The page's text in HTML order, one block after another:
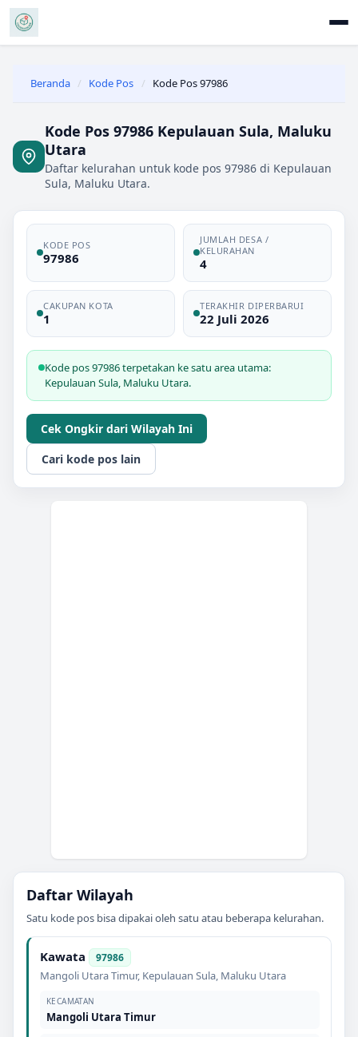
Beranda / Kode Pos / Kode Pos 97986
Kode Pos 97986 Kepulauan Sula, Maluku
Utara
Daftar kelurahan untuk kode pos 97986 di Kepulauan
Sula, Maluku Utara.
KODE POS
97986
JUMLAH DESA /
KELURAHAN
4
CAKUPAN KOTA
1
TERAKHIR DIPERBARUI
22 Juli 2026
Kode pos 97986 terpetakan ke satu area utama:
Kepulauan Sula, Maluku Utara.
Cek Ongkir dari Wilayah Ini
Cari kode pos lain
Daftar Wilayah
Satu kode pos bisa dipakai oleh satu atau beberapa kelurahan.
Kawata 97986
Mangoli Utara Timur, Kepulauan Sula, Maluku Utara
KECAMATAN
Mangoli Utara Timur